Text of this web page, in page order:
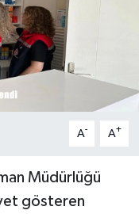
A- A+
Müdürlüğü
gösteren